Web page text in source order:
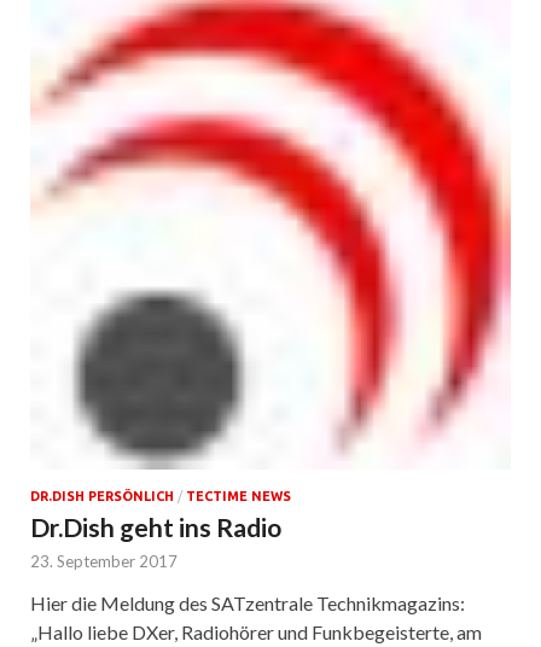
DR.DISH PERSÖNLICH / TECTIME NEWS
Dr.Dish geht ins Radio
23. September 2017
Hier die Meldung des SATzentrale Technikmagazins:
„Hallo liebe DXer, Radiohörer und Funkbegeisterte, am